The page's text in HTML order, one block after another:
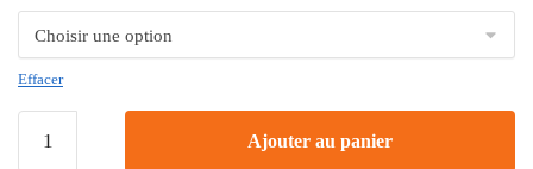
Effacer
Ajouter au panier